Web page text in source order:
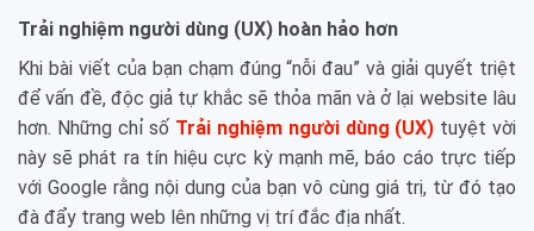
Trải nghiệm người dùng (UX) hoàn hảo hơn
Khi bài viết của bạn chạm đúng “nỗi đau” và giải quyết triệt
để vấn đề, độc giả tự khắc sẽ thỏa mãn và ở lại website lâu
hơn. Những chỉ số Trải nghiệm người dùng (UX) tuyệt vời
này sẽ phát ra tín hiệu cực kỳ mạnh mẽ, báo cáo trực tiếp
với Google rằng nội dung của bạn vô cùng giá trị, từ đó tạo
đà đẩy trang web lên những vị trí đắc địa nhất.